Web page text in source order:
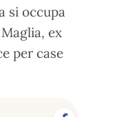
si occupa
ex
per case